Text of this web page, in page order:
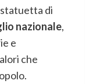
statuetta di
nazionale,
e
che